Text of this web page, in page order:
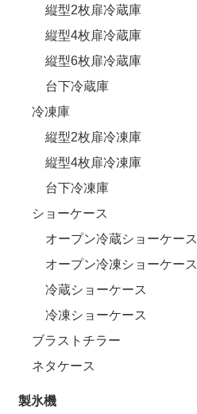
縦型2枚扉冷蔵庫
縦型4枚扉冷蔵庫
縦型6枚扉冷蔵庫
台下冷蔵庫
冷凍庫
縦型2枚扉冷凍庫
縦型4枚扉冷凍庫
台下冷凍庫
ショーケース
オープン冷蔵ショーケース
オープン冷凍ショーケース
冷蔵ショーケース
冷凍ショーケース
ブラストチラー
ネタケース
製氷機